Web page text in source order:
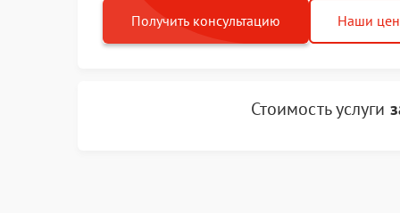
Получить консультацию Наши
Стоимость услуги